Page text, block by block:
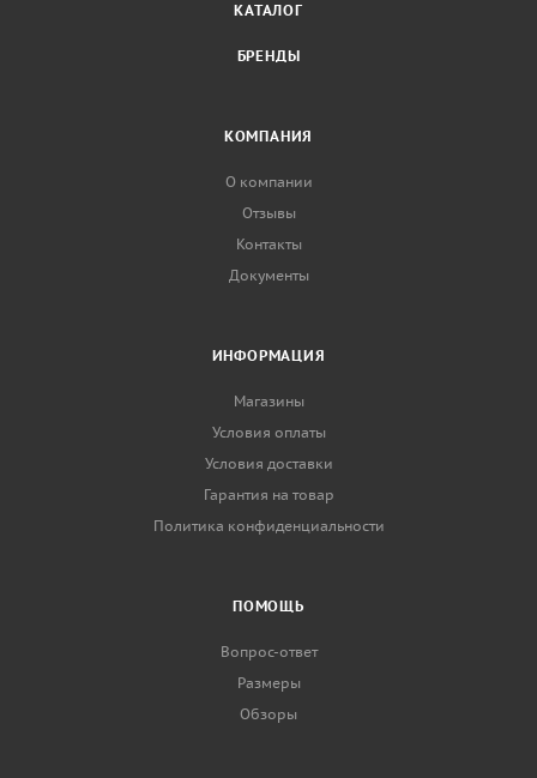
КАТАЛОГ
БРЕНДЫ
КОМПАНИЯ
О компании
Отзывы
Контакты
Документы
ИНФОРМАЦИЯ
Магазины
Условия оплаты
Условия доставки
Гарантия на товар
Политика конфиденциальности
ПОМОЩЬ
Вопрос-ответ
Размеры
Обзоры